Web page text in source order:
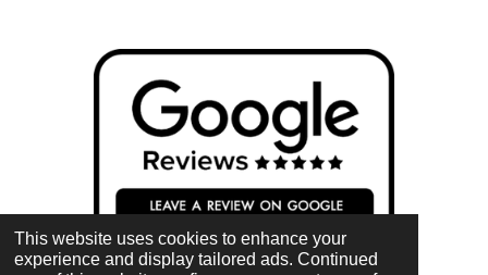
This website uses cookies to enhance your
experience and display tailored ads. Continued